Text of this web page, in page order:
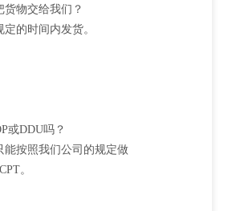
货物交给我们？
的时间内发货。
或DDU吗？
按照我们公司的规定做
。